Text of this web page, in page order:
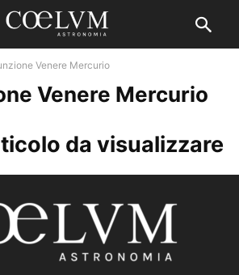
Venere Mercurio
Venere Mercurio
da visualizzare